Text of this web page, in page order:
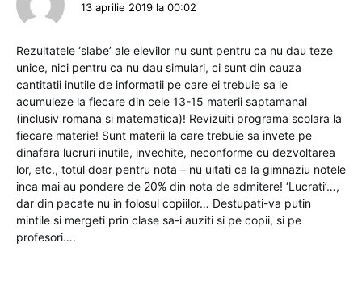
13 aprilie 2019 la 00:02
Rezultatele ‘slabe’ ale elevilor nu sunt pentru ca nu dau teze
unice, nici pentru ca nu dau simulari, ci sunt din cauza
cantitatii inutile de informatii pe care ei trebuie sa le
acumuleze la fiecare din cele 13-15 materii saptamanal
(inclusiv romana si matematica)! Revizuiti programa scolara la
fiecare materie! Sunt materii la care trebuie sa invete pe
dinafara lucruri inutile, invechite, neconforme cu dezvoltarea
lor, etc., totul doar pentru nota – nu uitati ca la gimnaziu notele
inca mai au pondere de 20% din nota de admitere! ‘Lucrati’…,
dar din pacate nu in folosul copiilor… Destupati-va putin
mintile si mergeti prin clase sa-i auziti si pe copii, si pe
profesori….